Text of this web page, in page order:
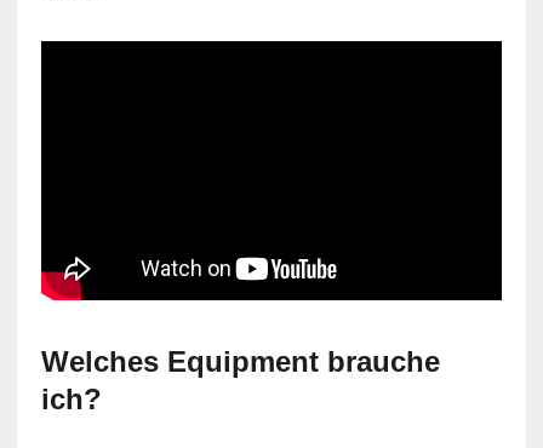
Welches Equipment brauche
ich?